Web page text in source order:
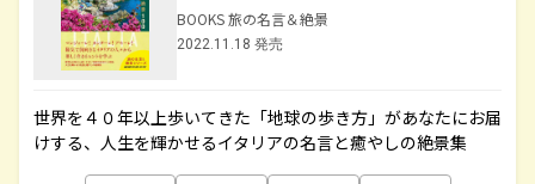
BOOKS 旅の名言＆絶景
2022.11.18 発売
世界を４０年以上歩いてきた「地球の歩き方」があなたにお届
けする、人生を輝かせるイタリアの名言と癒やしの絶景集